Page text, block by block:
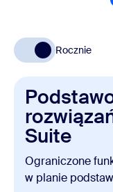
Rocznie
Suite
Ograniczone
w planie